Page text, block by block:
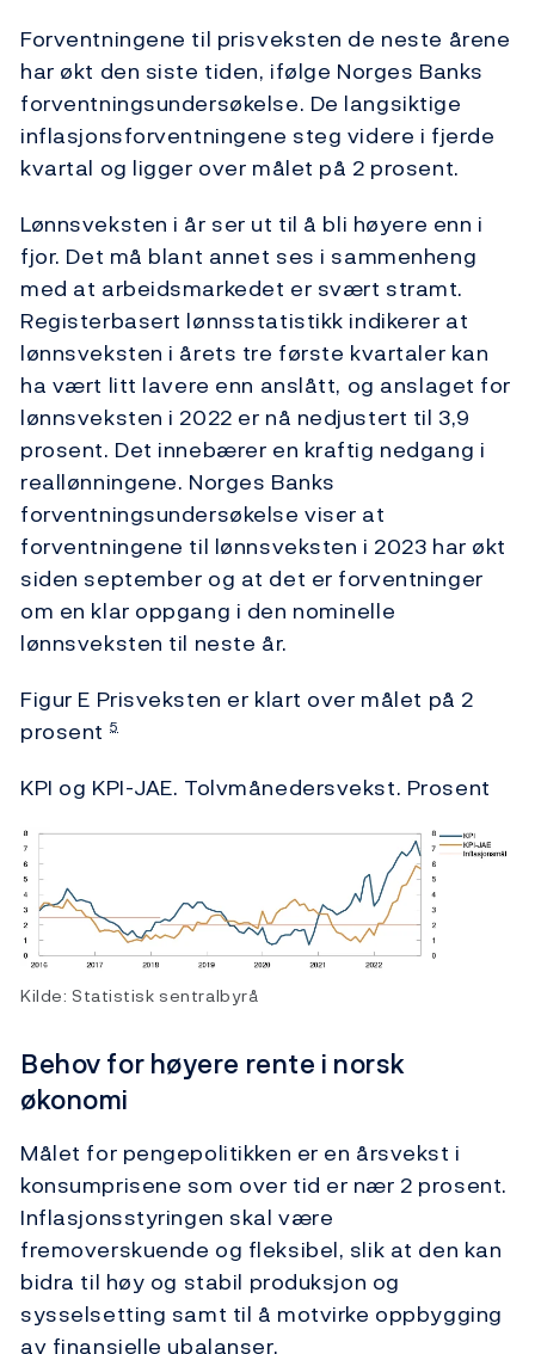
Forventningene til prisveksten de neste årene
har økt den siste tiden, ifølge Norges Banks
forventningsundersøkelse. De langsiktige
inflasjonsforventningene steg videre i fjerde
kvartal og ligger over målet på 2 prosent.
Lønnsveksten i år ser ut til å bli høyere enn i
fjor. Det må blant annet ses i sammenheng
med at arbeidsmarkedet er svært stramt.
Registerbasert lønnsstatistikk indikerer at
lønnsveksten i årets tre første kvartaler kan
ha vært litt lavere enn anslått, og anslaget for
lønnsveksten i 2022 er nå nedjustert til 3,9
prosent. Det innebærer en kraftig nedgang i
reallønningene. Norges Banks
forventningsundersøkelse viser at
forventningene til lønnsveksten i 2023 har økt
siden september og at det er forventninger
om en klar oppgang i den nominelle
lønnsveksten til neste år.
Figur E Prisveksten er klart over målet på 2
prosent 5
KPI og KPI-JAE. Tolvmånedersvekst. Prosent
Kilde: Statistisk sentralbyrå
Behov for høyere rente i norsk
økonomi
Målet for pengepolitikken er en årsvekst i
konsumprisene som over tid er nær 2 prosent.
Inflasjonsstyringen skal være
fremoverskuende og fleksibel, slik at den kan
bidra til høy og stabil produksjon og
sysselsetting samt til å motvirke oppbygging
av finansielle ubalanser.